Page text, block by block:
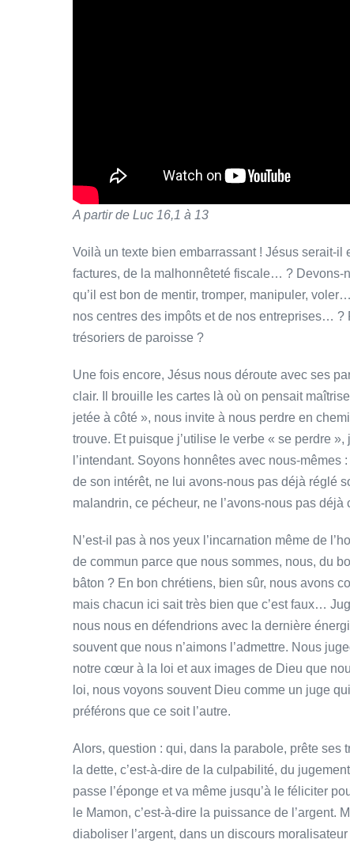
A partir de Luc 16,1 à 13
Voilà un texte bien embarrassant ! Jésus serait-il
factures, de la malhonnêteté fiscale… ? Devons-
qu’il est bon de mentir, tromper, manipuler,
nos centres des impôts et de nos entreprises… ?
trésoriers de paroisse ?
Une fois encore, Jésus nous déroute avec ses
clair. Il brouille les cartes là où on pensait
jetée à côté », nous invite à nous perdre en
trouve. Et puisque j’utilise le verbe « se perdre
l’intendant. Soyons honnêtes avec nous-mêmes
de son intérêt, ne lui avons-nous pas déjà réglé
malandrin, ce pécheur, ne l’avons-nous pas déjà
N’est-il pas à nos yeux l’incarnation même de
de commun parce que nous sommes, nous, du
bâton ? En bon chrétiens, bien sûr, nous avons
mais chacun ici sait très bien que c’est faux…
nous nous en défendrions avec la dernière
souvent que nous n’aimons l’admettre. Nous
notre cœur à la loi et aux images de Dieu que
loi, nous voyons souvent Dieu comme un juge
préférons que ce soit l’autre.
Alors, question : qui, dans la parabole, prête ses
la dette, c’est-à-dire de la culpabilité, du
passe l’éponge et va même jusqu’à le féliciter
le Mamon, c’est-à-dire la puissance de l’argent.
diaboliser l’argent, dans un discours